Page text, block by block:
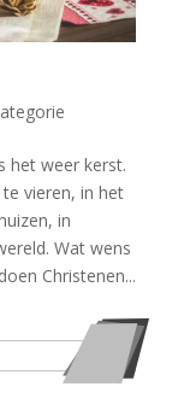
het weer kerst.
vieren, in het
in
Wat wens
Christenen...